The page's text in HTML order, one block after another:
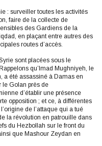
: surveiller toutes les activités
faire de la collecte de
des Gardiens de la
en plaçant entre autres des
routes d’accès.
sont placées sous le
qu’Imad Mughniyeh, le
a été assassiné à Damas en
le Golan près de
d’établir une présence
opposition ; et ce, à différentes
de l’attaque qui a tué
la révolution en patrouille dans
du Hezbollah sur le front du
que Mashour Zeydan en